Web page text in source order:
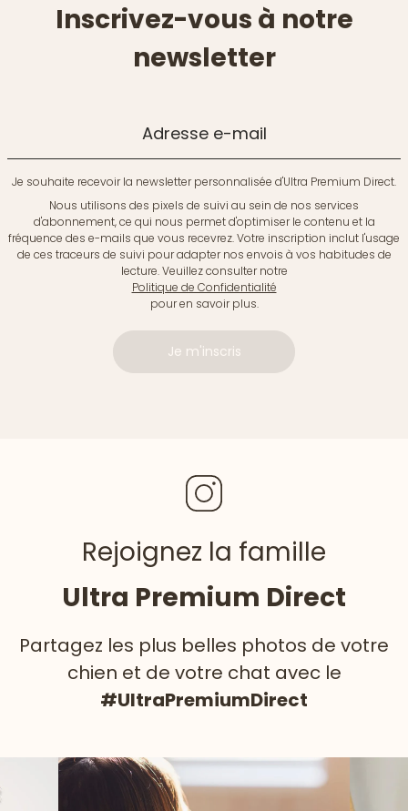
Inscrivez-vous à notre
newsletter
Adresse e-mail
Je souhaite recevoir la newsletter personnalisée d'Ultra Premium Direct.
Nous utilisons des pixels de suivi au sein de nos services
d'abonnement, ce qui nous permet d'optimiser le contenu et la
fréquence des e-mails que vous recevrez. Votre inscription inclut l'usage
de ces traceurs de suivi pour adapter nos envois à vos habitudes de
lecture. Veuillez consulter notre
Politique de Confidentialité
pour en savoir plus.
Je m'inscris
Rejoignez la famille
Ultra Premium Direct
Partagez les plus belles photos de votre
chien et de votre chat avec le
#UltraPremiumDirect